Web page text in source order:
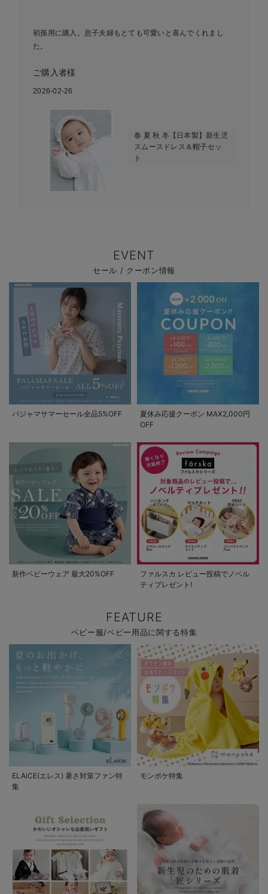
初孫用に購入。息子夫婦もとても可愛いと喜んでくれまし
た。
ご購入者様
2026-02-26
春 夏 秋 冬【日本製】新生児
スムースドレス＆帽子セッ
ト
EVENT
セール / クーポン情報
パジャマサマーセール全品5%OFF
夏休み応援クーポン MAX2,000円
OFF
新作ベビーウェア 最大20%OFF
ファルスカ レビュー投稿でノベル
ティプレゼント!
FEATURE
ベビー服/ベビー用品に関する特集
ELAiCE(エレス) 暑さ対策ファン特
集
モンポケ特集